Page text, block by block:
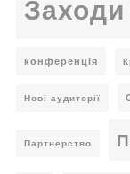
конференція
Нові аудиторії
Партнерство